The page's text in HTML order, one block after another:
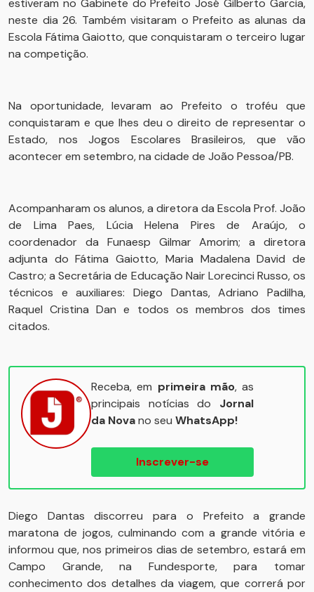
estiveram no Gabinete do Prefeito José Gilberto Garcia,
neste dia 26. Também visitaram o Prefeito as alunas da
Escola Fátima Gaiotto, que conquistaram o terceiro lugar
na competição.
Na oportunidade, levaram ao Prefeito o troféu que
conquistaram e que lhes deu o direito de representar o
Estado, nos Jogos Escolares Brasileiros, que vão
acontecer em setembro, na cidade de João Pessoa/PB.
Acompanharam os alunos, a diretora da Escola Prof. João
de Lima Paes, Lúcia Helena Pires de Araújo, o
coordenador da Funaesp Gilmar Amorim; a diretora
adjunta do Fátima Gaiotto, Maria Madalena David de
Castro; a Secretária de Educação Nair Lorecinci Russo, os
técnicos e auxiliares: Diego Dantas, Adriano Padilha,
Raquel Cristina Dan e todos os membros dos times
citados.
Receba, em primeira mão, as
principais notícias do Jornal
da Novano seu WhatsApp!
Inscrever-se
Diego Dantas discorreu para o Prefeito a grande
maratona de jogos, culminando com a grande vitória e
informou que, nos primeiros dias de setembro, estará em
Campo Grande, na Fundesporte, para tomar
conhecimento dos detalhes da viagem, que correrá por